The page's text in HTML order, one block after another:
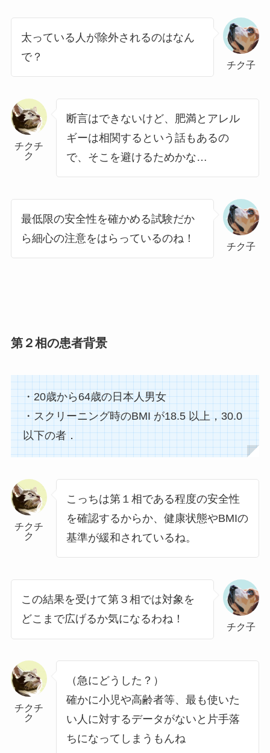
チク子
太っている人が除外されるのはなん
で？
チクチ
ク
断言はできないけど、肥満とアレル
ギーは相関するという話もあるの
で、そこを避けるためかな…
チク子
最低限の安全性を確かめる試験だか
ら細心の注意をはらっているのね！
第２相の患者背景
・20歳から64歳の日本人男女
・スクリーニング時のBMI が18.5 以上，30.0
以下の者．
チクチ
ク
こっちは第１相である程度の安全性
を確認するからか、健康状態やBMIの
基準が緩和されているね。
チク子
この結果を受けて第３相では対象を
どこまで広げるか気になるわね！
チクチ
ク
（急にどうした？）
確かに小児や高齢者等、最も使いた
い人に対するデータがないと片手落
ちになってしまうもんね